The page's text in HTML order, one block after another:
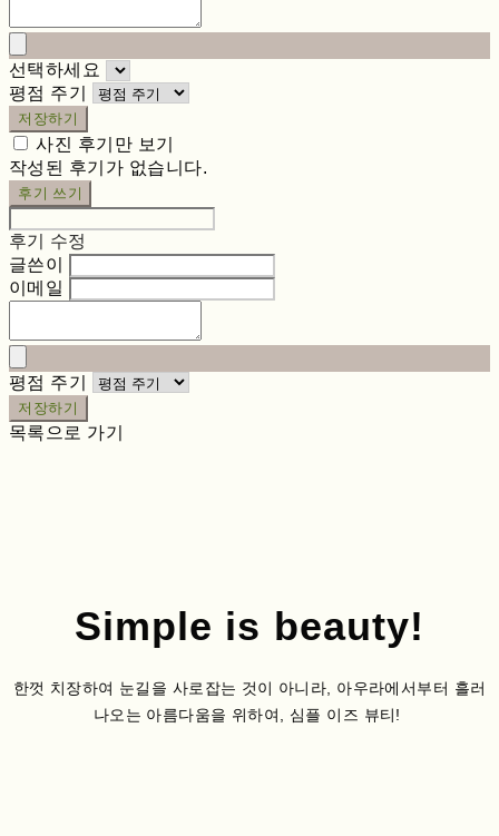
선택하세요
평점 주기
저장하기
사진 후기만 보기
작성된 후기가 없습니다.
후기 쓰기
후기 수정
글쓴이
이메일
평점 주기
저장하기
목록으로 가기
Simple is beauty!
한껏 치장하여 눈길을 사로잡는 것이 아니라, 아우라에서부터 흘러
나오는 아름다움을 위하여, 심플 이즈 뷰티!